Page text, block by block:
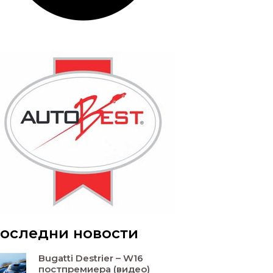
новости
Bugatti Destrier – W16
постпремиера (видео)